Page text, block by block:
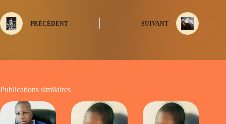
PRÉCÉDENT SUIVANT
Publications similaires